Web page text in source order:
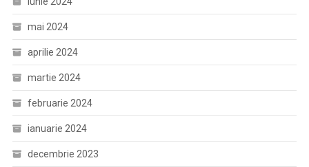
mai 2024
aprilie 2024
martie 2024
februarie 2024
ianuarie 2024
decembrie 2023